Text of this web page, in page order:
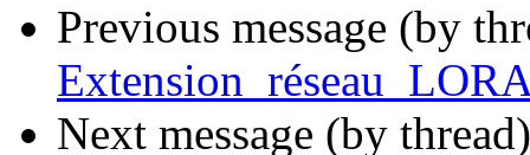
Previous message (by
Next message (by